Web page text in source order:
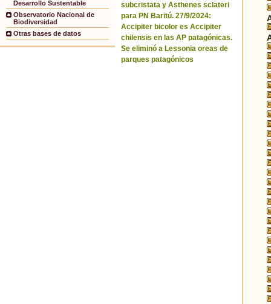
Desarrollo Sustentable
Observatorio Nacional de
Biodiversidad
Otras bases de datos
subcristata y Asthenes sclateri
para PN Baritú. 27/9/2024:
Accipiter bicolor es Accipiter
chilensis en las AP patagónicas.
Se eliminó a Lessonia oreas de
parques patagónicos